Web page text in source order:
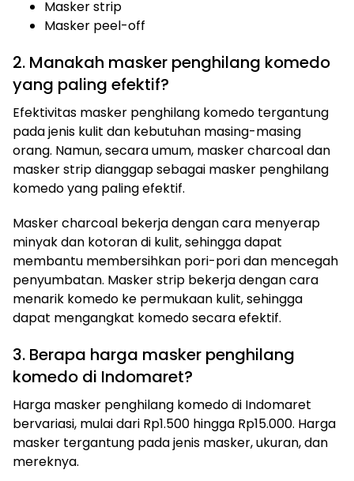
Masker strip
Masker peel-off
2. Manakah masker penghilang komedo
yang paling efektif?
Efektivitas masker penghilang komedo tergantung
pada jenis kulit dan kebutuhan masing-masing
orang. Namun, secara umum, masker charcoal dan
masker strip dianggap sebagai masker penghilang
komedo yang paling efektif.
Masker charcoal bekerja dengan cara menyerap
minyak dan kotoran di kulit, sehingga dapat
membantu membersihkan pori-pori dan mencegah
penyumbatan. Masker strip bekerja dengan cara
menarik komedo ke permukaan kulit, sehingga
dapat mengangkat komedo secara efektif.
3. Berapa harga masker penghilang
komedo di Indomaret?
Harga masker penghilang komedo di Indomaret
bervariasi, mulai dari Rp1.500 hingga Rp15.000. Harga
masker tergantung pada jenis masker, ukuran, dan
mereknya.